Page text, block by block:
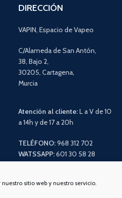
sitio web y nuestro servicio.
DIRECCIÓN
VAPIN, Espacio de Vapeo
C/Alameda de San Antón,
38, Bajo 2,
30205, Cartagena,
Murcia
Atención al cliente:L a V de 10
a 14h y de 17 a 20h
TELÉFONO:968 312 702
WATSSAPP:601 30 58 28